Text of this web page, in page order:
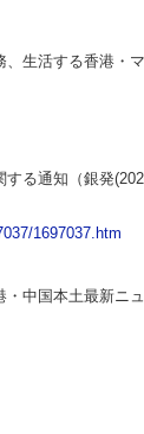
生活する香港・
る通知（銀発
1697037.htm
中国本土最新ニ